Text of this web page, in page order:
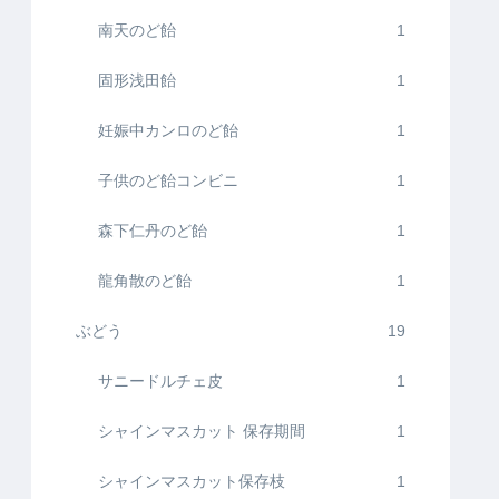
南天のど飴 1
固形浅田飴 1
妊娠中カンロのど飴 1
子供のど飴コンビニ 1
森下仁丹のど飴 1
龍角散のど飴 1
ぶどう 19
サニードルチェ皮 1
シャインマスカット 保存期間 1
シャインマスカット保存枝 1